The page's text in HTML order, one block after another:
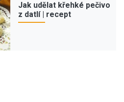
Jak udělat křehké pečivo
z datlí | recept